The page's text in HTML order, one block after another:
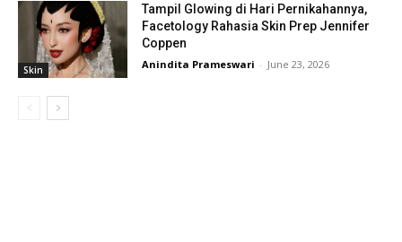
Skin
Tampil Glowing di Hari Pernikahannya,
Facetology Rahasia Skin Prep Jennifer
Coppen
Anindita Prameswari - June 23, 2026